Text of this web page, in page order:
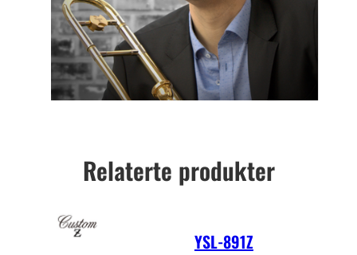
Relaterte produkter
YSL-891Z